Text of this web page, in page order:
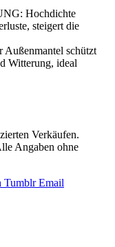
Hochdichte
steigert die
schützt
Witterung, ideal
Verkäufen.
Angaben ohne
Tumblr Email